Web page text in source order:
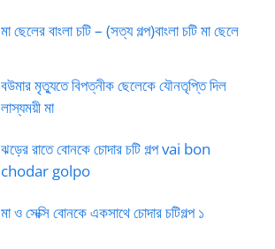
মা ছেলের বাংলা চটি – (সত্য গল্প)বাংলা চটি মা ছেলে
বউমার মৃত্যুতে বিপত্নীক ছেলেকে যৌনতৃপ্তি দিল
লাস্যময়ী মা
ঝড়ের রাতে বোনকে চোদার চটি গল্প vai bon
chodar golpo
মা ও সেক্সি বোনকে একসাথে চোদার চটিগল্প ১